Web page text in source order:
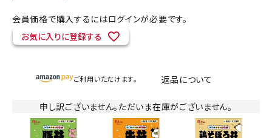
会員価格で購入するにはログインが必要です。
お気に入りに登録する
ご利用いただけます。 返品について
申し訳ございません。ただいま在庫がございません。